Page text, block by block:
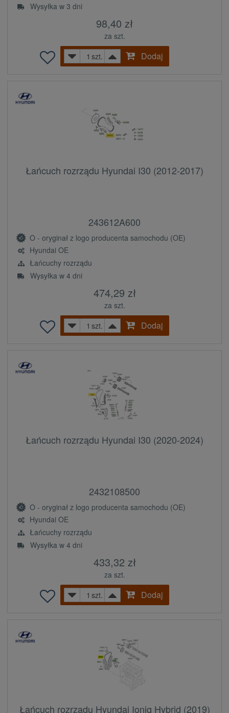
Wysyłka w 3 dni
98,40 zł
za szt.
szt.
Dodaj
Łańcuch rozrządu Hyundai I30 (2012-2017)
243612A600
O - oryginał z logo producenta samochodu (OE)
Hyundai OE
Łańcuchy rozrządu
Wysyłka w 4 dni
474,29 zł
za szt.
szt.
Dodaj
Łańcuch rozrządu Hyundai I30 (2020-2024)
2432108500
O - oryginał z logo producenta samochodu (OE)
Hyundai OE
Łańcuchy rozrządu
Wysyłka w 4 dni
433,32 zł
za szt.
szt.
Dodaj
Łańcuch rozrządu Hyundai Ioniq Hybrid (2019)